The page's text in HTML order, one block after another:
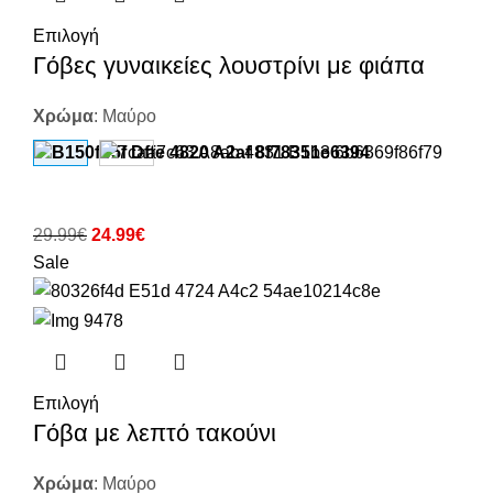
Επιλογή
Γόβες γυναικείες λουστρίνι με φιάπα
Χρώμα: Μαύρο
29.99€ 24.99€
Sale
Επιλογή
Γόβα με λεπτό τακούνι
Χρώμα: Μαύρο